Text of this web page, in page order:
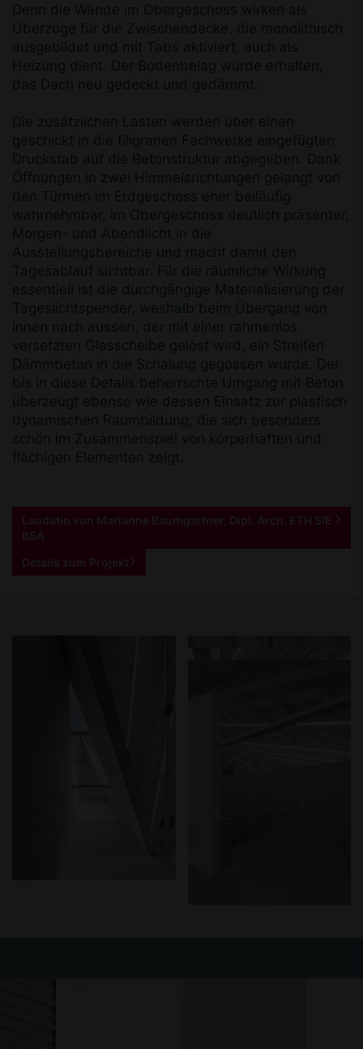
Denn die Wände im Obergeschoss wirken als
Überzüge für die Zwischendecke, die monolithisch
ausgebildet und mit Tabs aktiviert, auch als
Heizung dient. Der Bodenbelag wurde erhalten,
das Dach neu gedeckt und gedämmt.
Die zusätzlichen Lasten wer­den über einen
geschickt in die filigranen Fachwerke eingefügten
Druckstab auf die Betonstruktur abgege­ben. Dank
Öffnungen in zwei Himmelsrichtungen ge­langt von
den Türmen im Erdgeschoss eher beiläufig
wahrnehmbar, im Obergeschoss deutlich präsenter,
Morgen­- und Abendlicht in die
Ausstellungsbereiche und macht damit den
Tagesablauf sichtbar. Für die räumliche Wirkung
essentiell ist die durchgängige Materialisierung der
Tageslichtspender, weshalb beim Übergang von
innen nach aussen, der mit einer rahmenlos
versetzten Glasscheibe gelöst wird, ein Strei­fen
Dämmbeton in die Schalung gegossen wurde. Der
bis in diese Details beherrschte Umgang mit Beton
überzeugt ebenso wie dessen Einsatz zur plastisch
dynamischen Raumbildung, die sich besonders
schön im Zusammenspiel von körperhaften und
flächigen Elementen zeigt.
Laudatio von Marianne Baumgartner, Dipl. Arch. ETH SIE
BSA
Details zum Projekt